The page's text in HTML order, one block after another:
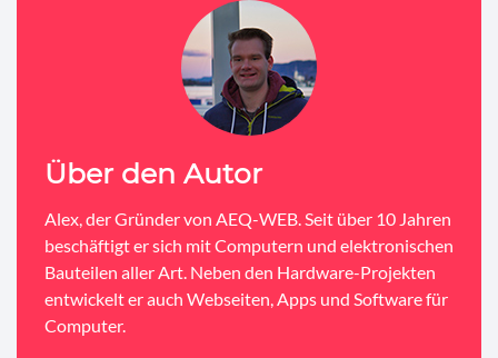
Über den Autor
Alex, der Gründer von AEQ-WEB. Seit über 10 Jahren
beschäftigt er sich mit Computern und elektronischen
Bauteilen aller Art. Neben den Hardware-Projekten
entwickelt er auch Webseiten, Apps und Software für
Computer.